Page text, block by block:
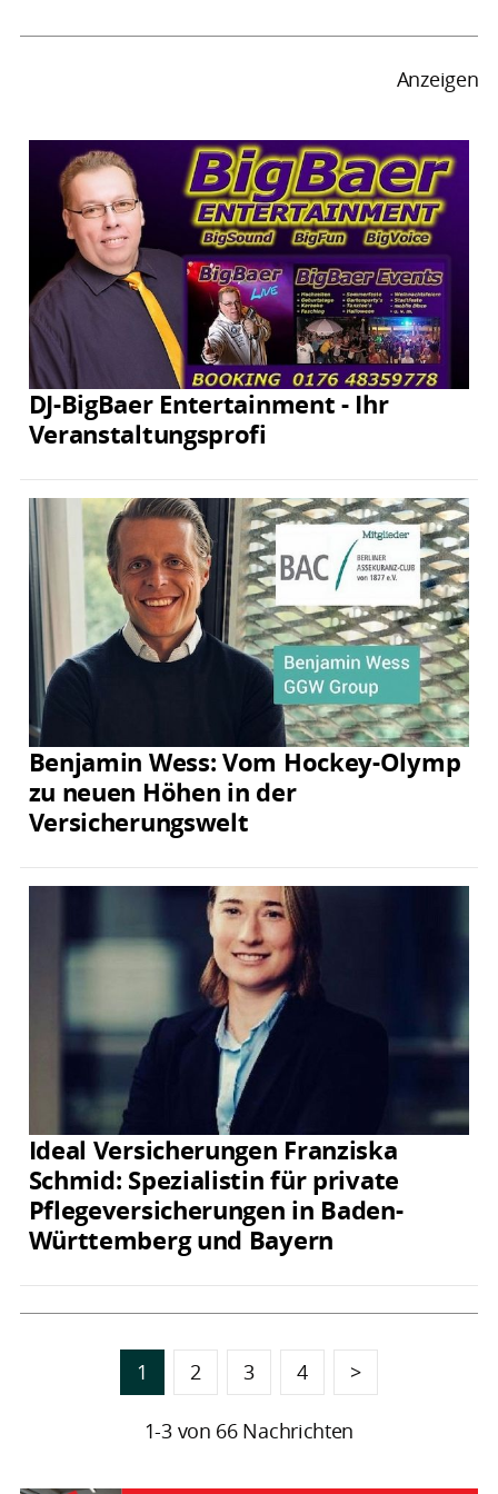
Anzeigen
DJ-BigBaer Entertainment - Ihr
Veranstaltungsprofi
Benjamin Wess: Vom Hockey-Olymp
zu neuen Höhen in der
Versicherungswelt
Ideal Versicherungen Franziska
Schmid: Spezialistin für private
Pflegeversicherungen in Baden-
Württemberg und Bayern
1 2 3 4 >
1-3 von 66 Nachrichten